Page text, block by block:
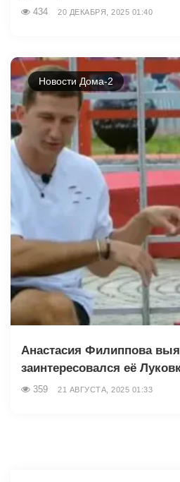
434 20 ДЕКАБРЯ, 2025 01:40
Новости Дома-2
Анастасия Филиппова
заинтересовался её
359 21 АВГУСТА, 2025 01:33